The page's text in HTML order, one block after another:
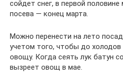
сойдет снег, в первой
посева — конец марта.
Можно перенести на лето
учетом того, чтобы до
овощу. Когда сеять лук батун
вызреет овощ в мае.